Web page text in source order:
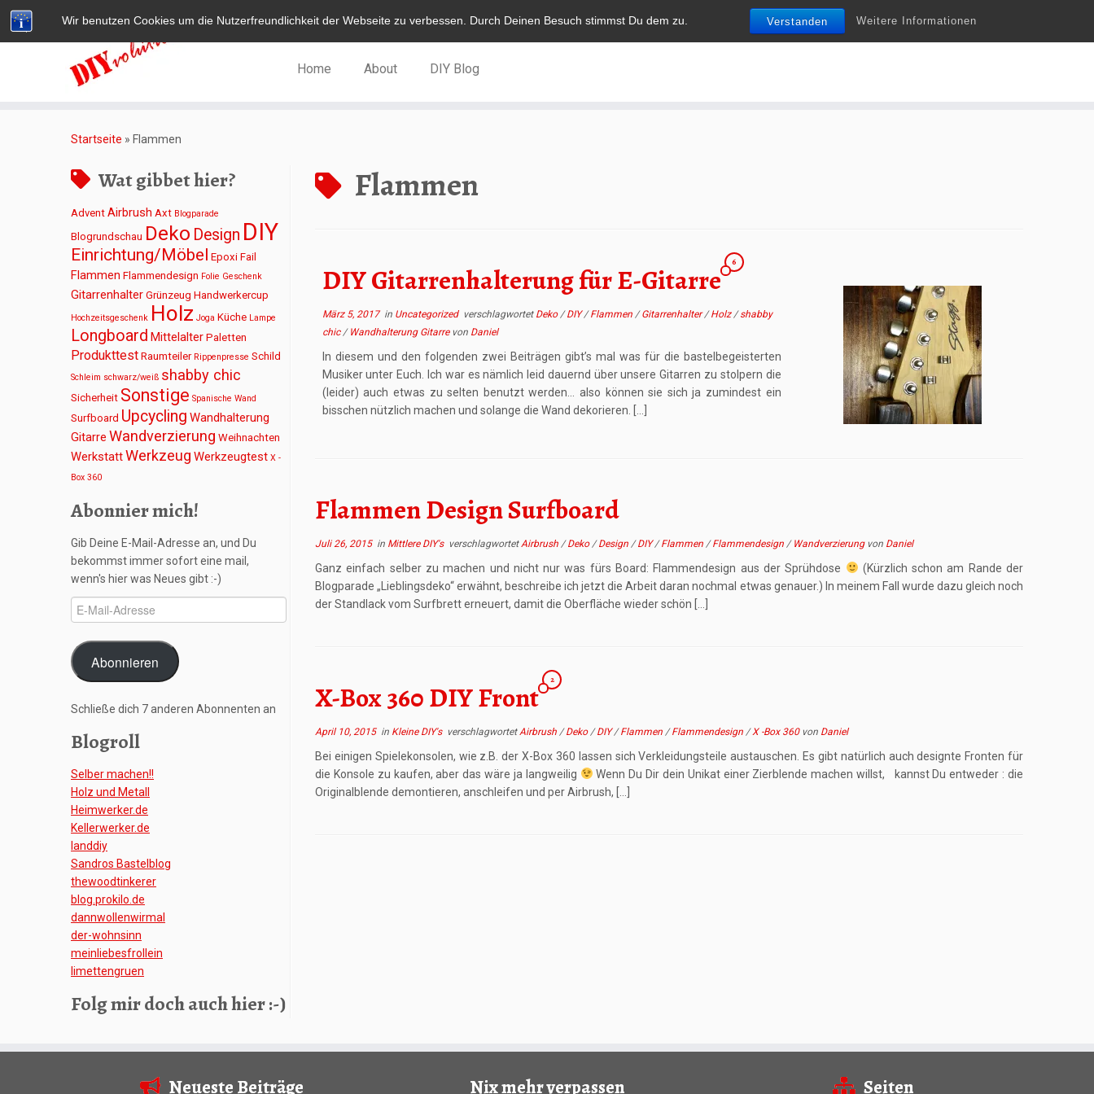
Wir benutzen Cookies um die Nutzerfreundlichkeit der Webseite zu verbessen. Durch Deinen Besuch stimmst Du dem zu. Verstanden Weitere Informationen
Do it yourself ist nicht nur ein Trend…
Home About DIY Blog
Startseite » Flammen
Wat gibbet hier?
Advent Airbrush Axt Blogparade
Blogrundschau Deko Design DIY
Einrichtung/Möbel Epoxi Fail
Flammen Flammendesign Folie Geschenk
Gitarrenhalter Grünzeug Handwerkercup
Hochzeitsgeschenk Holz Joga Küche Lampe
Longboard Mittelalter Paletten
Produkttest Raumteiler Rippenpresse Schild
Schleim schwarz/weiß shabby chic
Sicherheit Sonstige Spanische Wand
Surfboard Upcycling Wandhalterung
Gitarre Wandverzierung Weihnachten
WerkstattWerkzeug Werkzeugtest X -
Box 360
Abonnier mich!
Gib Deine E-Mail-Adresse an, und Du
bekommst immer sofort eine mail,
wenn's hier was Neues gibt :-)
E-
Mail-
Adresse
Abonnieren
Schließe dich 7 anderen Abonnenten an
Blogroll
Selber machen!!
Holz und Metall
Heimwerker.de
Kellerwerker.de
Ianddiy
Sandros Bastelblog
thewoodtinkerer
blog.prokilo.de
dannwollenwirmal
der-wohnsinn
meinliebesfrollein
limettengruen
Folg mir doch auch hier :-)
Flammen
DIY Gitarrenhalterung für E-Gitarre
6
März 5, 2017in Uncategorized verschlagwortet Deko/DIY/Flammen /Gitarrenhalter/Holz/shabby
chic/ Wandhalterung Gitarre von Daniel
In diesem und den folgenden zwei Beiträgen gibt’s mal was für die bastelbegeisterten
Musiker unter Euch. Ich war es nämlich leid dauernd über unsere Gitarren zu stolpern die
(leider) auch etwas zu selten benutzt werden… also können sie sich ja zumindest ein
bisschen nützlich machen und solange die Wand dekorieren. […]
Flammen Design Surfboard
Juli 26, 2015in Mittlere DIY's verschlagwortetAirbrush /Deko/Design /DIY/Flammen /Flammendesign / Wandverzierung von Daniel
Ganz einfach selber zu machen und nicht nur was fürs Board: Flammendesign aus der Sprühdose
(Kürzlich schon am Rande der
Blogparade „Lieblingsdeko“ erwähnt, beschreibe ich jetzt die Arbeit daran nochmal etwas genauer.) In meinem Fall wurde dazu gleich noch
der Standlack vom Surfbrett erneuert, damit die Oberfläche wieder schön […]
X-Box 360 DIY Front
2
April 10, 2015in Kleine DIY's verschlagwortetAirbrush /Deko/DIY/Flammen /Flammendesign /X -Box 360 von Daniel
Bei einigen Spielekonsolen, wie z.B. der X-Box 360 lassen sich Verkleidungsteile austauschen. Es gibt natürlich auch designte Fronten für
die Konsole zu kaufen, aber das wäre ja langweilig
Wenn Du Dir dein Unikat einer Zierblende machen willst, kannst Du entweder : die
Originalblende demontieren, anschleifen und per Airbrush, […]
Neueste Beiträge Nix mehr verpassen Seiten